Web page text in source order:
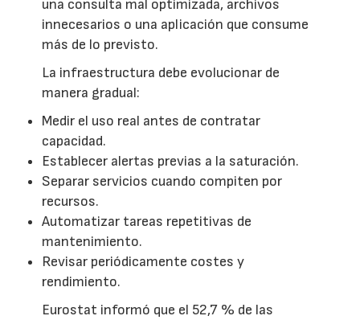
una consulta mal optimizada, archivos
innecesarios o una aplicación que consume
más de lo previsto.
La infraestructura debe evolucionar de
manera gradual:
Medir el uso real antes de contratar
capacidad.
Establecer alertas previas a la saturación.
Separar servicios cuando compiten por
recursos.
Automatizar tareas repetitivas de
mantenimiento.
Revisar periódicamente costes y
rendimiento.
Eurostat informó que el 52,7 % de las